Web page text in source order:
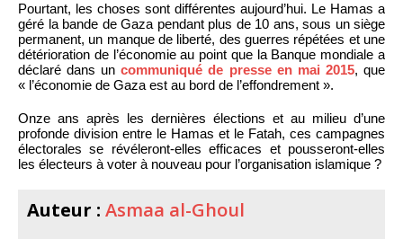
Pourtant, les choses sont différentes aujourd’hui. Le Hamas a
géré la bande de Gaza pendant plus de 10 ans, sous un siège
permanent, un manque de liberté, des guerres répétées et une
détérioration de l’économie au point que la Banque mondiale a
déclaré dans uncommuniqué de presse en mai 2015, que
« l’économie de Gaza est au bord de l’effondrement ».
Onze ans après les dernières élections et au milieu d’une
profonde division entre le Hamas et le Fatah, ces campagnes
électorales se révéleront-elles efficaces et pousseront-elles
les électeurs à voter à nouveau pour l’organisation islamique ?
Auteur : Asmaa al-Ghoul